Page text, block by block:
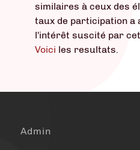
similaires à ceux des
taux de participation a
l'intérêt suscité par
Voici les resultats.
Admin